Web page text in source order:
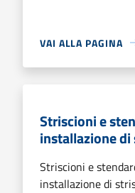
VAI ALLA PAGINA
Striscioni e
installazione
Striscioni e
installazione di